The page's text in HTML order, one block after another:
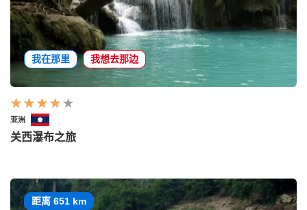
我在那里 我想去那边
亚洲
关西瀑布之旅
距离 651 km